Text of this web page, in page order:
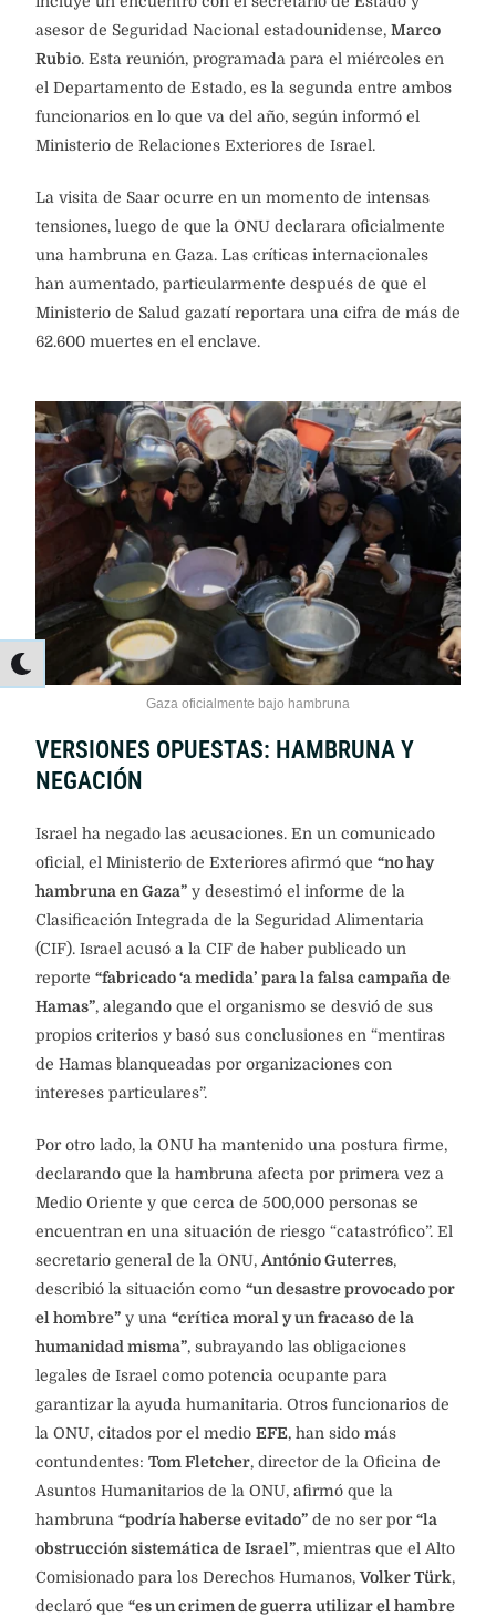
asesor de Seguridad Nacional estadounidense, Marco
Rubio. Esta reunión, programada para el miércoles en
el Departamento de Estado, es la segunda entre ambos
funcionarios en lo que va del año, según informó el
Ministerio de Relaciones Exteriores de Israel.
La visita de Saar ocurre en un momento de intensas
tensiones, luego de que la ONU declarara oficialmente
una hambruna en Gaza. Las críticas internacionales
han aumentado, particularmente después de que el
Ministerio de Salud gazatí reportara una cifra de más de
62.600 muertes en el enclave.
Gaza oficialmente bajo hambruna
VERSIONES OPUESTAS: HAMBRUNA Y
NEGACIÓN
Israel ha negado las acusaciones. En un comunicado
oficial, el Ministerio de Exteriores afirmó que “no hay
hambruna en Gaza” y desestimó el informe de la
Clasificación Integrada de la Seguridad Alimentaria
(CIF). Israel acusó a la CIF de haber publicado un
reporte “fabricado ‘a medida’ para la falsa campaña de
Hamas”, alegando que el organismo se desvió de sus
propios criterios y basó sus conclusiones en “mentiras
de Hamas blanqueadas por organizaciones con
intereses particulares”.
Por otro lado, la ONU ha mantenido una postura firme,
declarando que la hambruna afecta por primera vez a
Medio Oriente y que cerca de 500,000 personas se
encuentran en una situación de riesgo “catastrófico”. El
secretario general de la ONU, António Guterres,
describió la situación como “un desastre provocado por
el hombre” y una “crítica moral y un fracaso de la
humanidad misma”, subrayando las obligaciones
legales de Israel como potencia ocupante para
garantizar la ayuda humanitaria. Otros funcionarios de
la ONU, citados por el medio EFE, han sido más
contundentes: Tom Fletcher, director de la Oficina de
Asuntos Humanitarios de la ONU, afirmó que la
hambruna “podría haberse evitado” de no ser por“la
obstrucción sistemática de Israel”, mientras que el Alto
Comisionado para los Derechos Humanos,Volker Türk,
declaró que “es un crimen de guerra utilizar el hambre